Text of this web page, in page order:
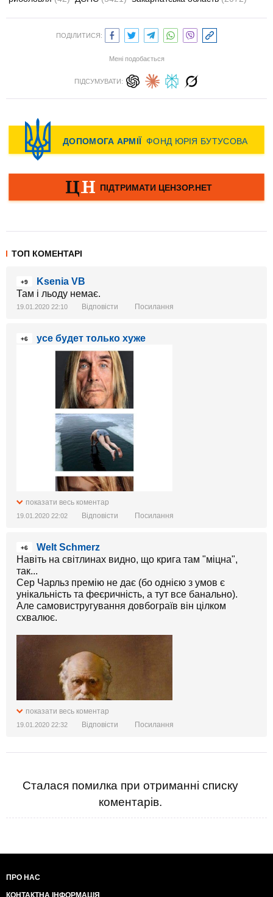
ПОДІЛИТИСЯ:
Мені подобається
ПІДСУМУВАТИ:
ТОП КОМЕНТАРІ
+9
Ksenia VB
Там і льоду немає.
19.01.2020 22:10 Відповісти Посилання
+6 усе будет только хуже
показати весь коментар
19.01.2020 22:02 Відповісти Посилання
+6
Welt Schmerz
Навіть на світлинах видно, що крига там "міцна",
так...
Сер Чарльз премію не дає (бо однією з умов є
унікальність та феєричність, а тут все банально).
Але самовистругування довбограїв він цілком
схвалює.
показати весь коментар
19.01.2020 22:32 Відповісти Посилання
Сталася помилка при отриманні списку
коментарів.
ПРО НАС